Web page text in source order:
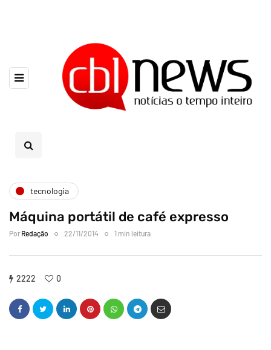
tecnologia
Máquina portátil de café expresso
Por Redação 22/11/2014 1 min leitura
2222 0